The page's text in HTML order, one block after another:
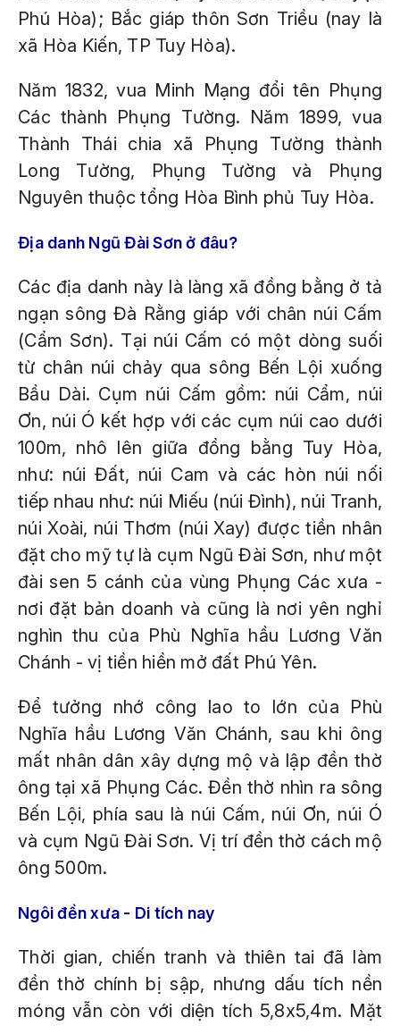
Phú Hòa); Bắc giáp thôn Sơn Triều (nay là
xã Hòa Kiến, TP Tuy Hòa).
Năm 1832, vua Minh Mạng đổi tên Phụng
Các thành Phụng Tường. Năm 1899, vua
Thành Thái chia xã Phụng Tường thành
Long Tường, Phụng Tường và Phụng
Nguyên thuộc tổng Hòa Bình phủ Tuy Hòa.
Địa danh Ngũ Đài Sơn ở đâu?
Các địa danh này là làng xã đồng bằng ở tả
ngạn sông Đà Rằng giáp với chân núi Cấm
(Cẩm Sơn). Tại núi Cấm có một dòng suối
từ chân núi chảy qua sông Bến Lội xuống
Bầu Dài. Cụm núi Cấm gồm: núi Cẩm, núi
Ơn, núi Ó kết hợp với các cụm núi cao dưới
100m, nhô lên giữa đồng bằng Tuy Hòa,
như: núi Đất, núi Cam và các hòn núi nối
tiếp nhau như: núi Miếu (núi Đình), núi Tranh,
núi Xoài, núi Thơm (núi Xay) được tiền nhân
đặt cho mỹ tự là cụm Ngũ Đài Sơn, như một
đài sen 5 cánh của vùng Phụng Các xưa -
nơi đặt bản doanh và cũng là nơi yên nghỉ
nghìn thu của Phù Nghĩa hầu Lương Văn
Chánh - vị tiền hiền mở đất Phú Yên.
Để tưởng nhớ công lao to lớn của Phù
Nghĩa hầu Lương Văn Chánh, sau khi ông
mất nhân dân xây dựng mộ và lập đền thờ
ông tại xã Phụng Các. Đền thờ nhìn ra sông
Bến Lội, phía sau là núi Cấm, núi Ơn, núi Ó
và cụm Ngũ Đài Sơn. Vị trí đền thờ cách mộ
ông 500m.
Ngôi đền xưa - Di tích nay
Thời gian, chiến tranh và thiên tai đã làm
đền thờ chính bị sập, nhưng dấu tích nền
móng vẫn còn với diện tích 5,8x5,4m. Mặt